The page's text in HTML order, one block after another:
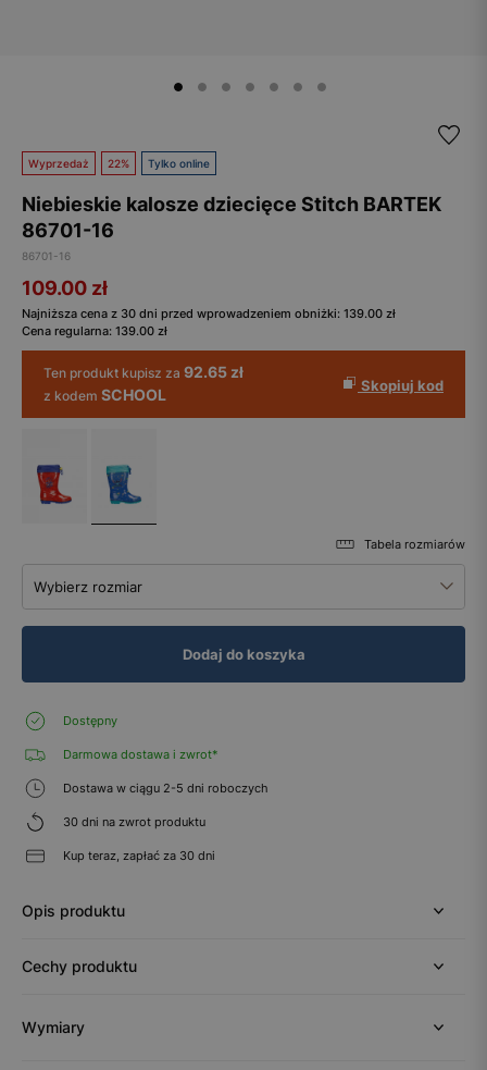
Wyprzedaż 22% Tylko online
Niebieskie kalosze dziecięce Stitch BARTEK
86701-16
86701-16
109.00 zł
Najniższa cena z 30 dni przed wprowadzeniem obniżki: 139.00 zł
Cena regularna: 139.00 zł
Ten produkt kupisz za 92.65 zł
z kodem SCHOOL Skopiuj kod
Tabela rozmiarów
Wybierz rozmiar
Dodaj do koszyka
Dostępny
Darmowa dostawa i zwrot*
Dostawa w ciągu 2-5 dni roboczych
30 dni na zwrot produktu
Kup teraz, zapłać za 30 dni
Opis produktu
Cechy produktu
Wymiary